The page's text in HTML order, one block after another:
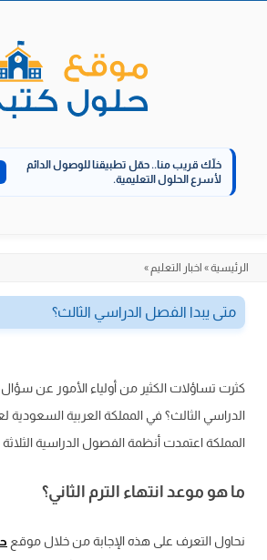
خلّك قريب منا.. حمّل تطبيقنا للوصول الدائم
لأسرع الحلول التعليمية.
الرئيسية» اخبار التعليم »
متى يبدا الفصل الدراسي الثالث؟
كثرت تساؤلات الكثير من أولياء الأمور عن
المملكة اعتمدت أنظمة الفصول الدراسية
ما هو موعد انتهاء الترم الثاني؟
نحاول التعرف على هذه الإجابة من خلال موقع